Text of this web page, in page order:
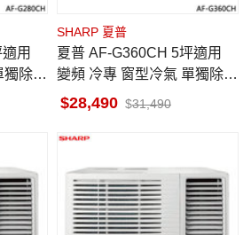
獨除濕
SHARP 夏普
夏普 AF-G360CH 5坪適用
變頻 冷專 窗型冷氣 單獨除濕
一級省電 基本安裝
28,490 31,490